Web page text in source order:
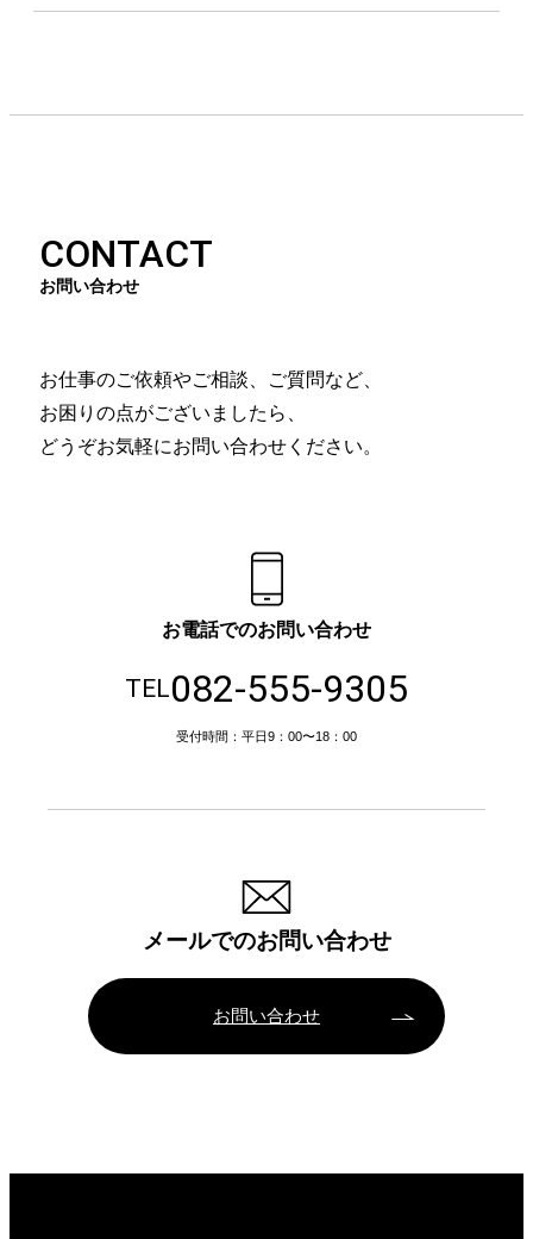
CONTACT
お問い合わせ
お仕事のご依頼やご相談、ご質問など、
お困りの点がございましたら、
どうぞお気軽にお問い合わせください。
お電話でのお問い合わせ
TEL082-555-9305
受付時間：平日9：00〜18：00
メールでのお問い合わせ
お問い合わせ